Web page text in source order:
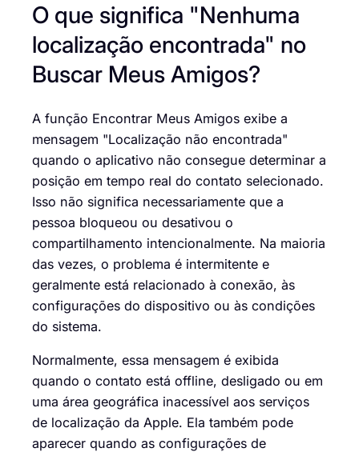
O que significa "Nenhuma
localização encontrada" no
Buscar Meus Amigos?
A função Encontrar Meus Amigos exibe a
mensagem "Localização não encontrada"
quando o aplicativo não consegue determinar a
posição em tempo real do contato selecionado.
Isso não significa necessariamente que a
pessoa bloqueou ou desativou o
compartilhamento intencionalmente. Na maioria
das vezes, o problema é intermitente e
geralmente está relacionado à conexão, às
configurações do dispositivo ou às condições
do sistema.
Normalmente, essa mensagem é exibida
quando o contato está offline, desligado ou em
uma área geográfica inacessível aos serviços
de localização da Apple. Ela também pode
aparecer quando as configurações de